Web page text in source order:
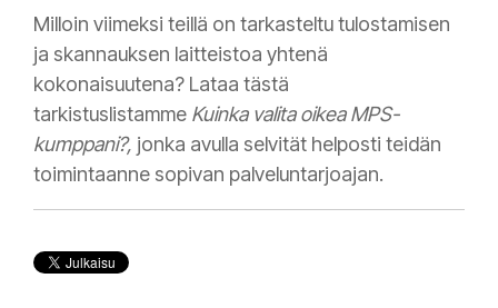
Milloin viimeksi teillä on tarkasteltu tulostamisen
ja skannauksen laitteistoa yhtenä
kokonaisuutena? Lataa tästä
tarkistuslistamme Kuinka valita oikea MPS-
kumppani?, jonka avulla selvität helposti teidän
toimintaanne sopivan palveluntarjoajan.